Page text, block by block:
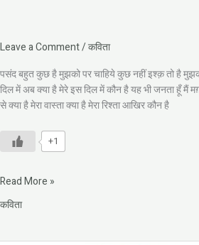
Leave a Comment/कविता
पसंद बहुत कुछ है मुझको पर चाहिये कुछ नहीं इश्क़ तो है
दिल में अब क्या है मेरे इस दिल में कौन है यह भी जनता हूँ मैं
से क्या है मेरा वास्ता क्या है मेरा रिश्ता आखिर कौन है
+1
Read More »
कविता